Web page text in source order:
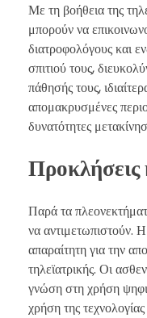
Με τη βοήθεια της
μπορούν να
διατροφολόγους και
σπιτιού τους,
πάθησής τους,
απομακρυσμένες
δυνατότητες
Προκλήσεις
Παρά τα
να αντιμετωπιστούν.
απαραίτητη για την
τηλεϊατρικής. Οι
γνώση στη χρήση
χρήση της τεχνολογίας